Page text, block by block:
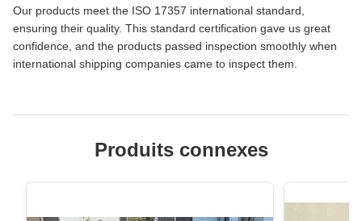
Our products meet the ISO 17357 international standard,
ensuring their quality. This standard certification gave us great
confidence, and the products passed inspection smoothly when
international shipping companies came to inspect them.
Produits connexes